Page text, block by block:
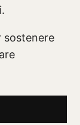
sostenere